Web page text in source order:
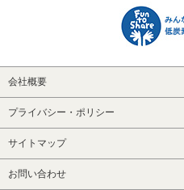
会社概要
プライバシー・ポリシー
サイトマップ
お問い合わせ